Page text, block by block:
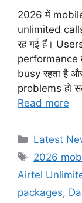
2026 में
unlimited
रह गई हैं।
performance
busy रहता है
problems हो
Read more
Latest
Tags
2026
Airtel
packages,